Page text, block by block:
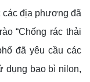
các địa phương đã
“Chống rác thải
đã yêu cầu các
dụng bao bì nilon,